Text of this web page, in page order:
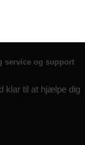
service og support
klar til at hjælpe dig